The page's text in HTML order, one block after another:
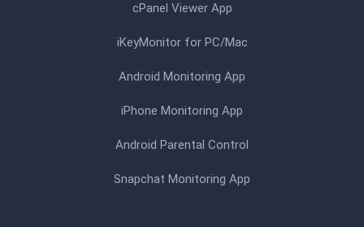
cPanel Viewer App
iKeyMonitor for PC/Mac
Android Monitoring App
iPhone Monitoring App
Android Parental Control
Snapchat Monitoring App